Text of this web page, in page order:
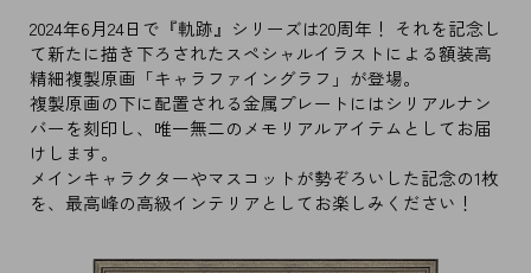
2024年6月24日で『軌跡』シリーズは20周年！ それを記念し
て新たに描き下ろされたスペシャルイラストによる額装高
精細複製原画「キャラファイングラフ」が登場。
複製原画の下に配置される金属プレートにはシリアルナン
バーを刻印し、唯一無二のメモリアルアイテムとしてお届
けします。
メインキャラクターやマスコットが勢ぞろいした記念の1枚
を、最高峰の高級インテリアとしてお楽しみください！